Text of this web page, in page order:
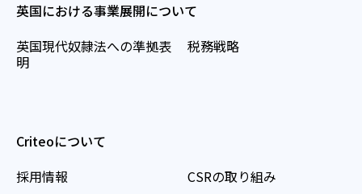
英国における事業展開について
英国現代奴隷法への準拠表
明
税務戦略
Criteoについて
採用情報
CSRの取り組み